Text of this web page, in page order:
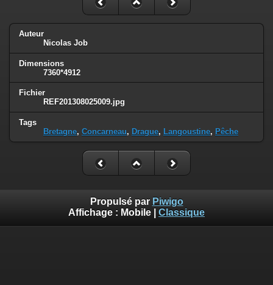
Auteur
Nicolas Job
Dimensions
7360*4912
Fichier
REF201308025009.jpg
Tags
Bretagne, Concarneau, Drague, Langoustine, Pêche
Propulsé par Piwigo
Affichage : Mobile Classique